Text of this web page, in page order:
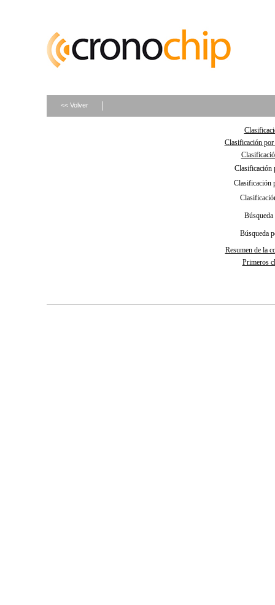
<< Volver
Clasificación por
Clasificación
Clasificación
Búsqueda
Resumen de la
Primeros